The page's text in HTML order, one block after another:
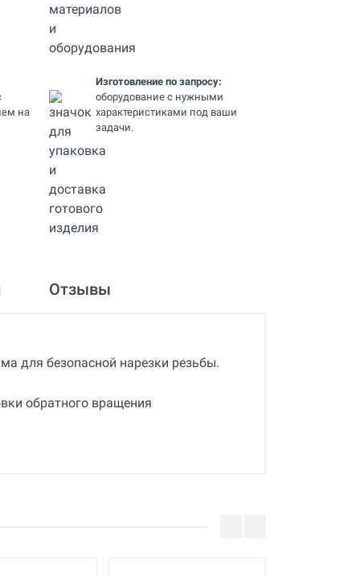
на
Изготовление по запросу:
оборудование с нужными
характеристиками под ваши
задачи.
Отзывы
для безопасной нарезки резьбы.
обратного вращения